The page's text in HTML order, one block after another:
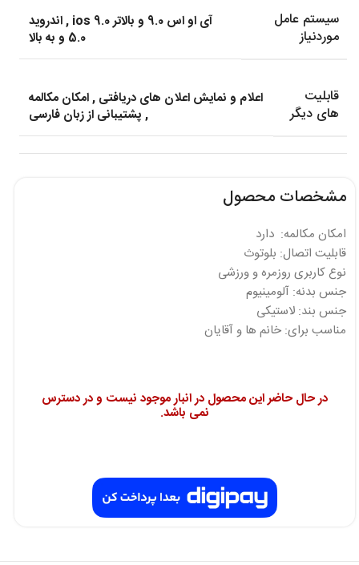
سیستم عامل
موردنیاز
آی او اس 9.0 و بالاتر ios 9.0 ,اندروید
5.0 و به بالا
قابلیت
های دیگر
اعلام و نمایش اعلان های دریافتی ,امکان مکالمه
, پشتیبانی از زبان فارسی
مشخصات محصول
امکان مکالمه: دارد
قابلیت اتصال: بلوتوث
نوع کاربری روزمره و ورزشی
جنس بدنه: آلومینیوم
جنس بند: لاستیکی
مناسب برای: خانم ها و آقایان
در حال حاضر این محصول در انبار موجود نیست و در دسترس
نمی باشد.